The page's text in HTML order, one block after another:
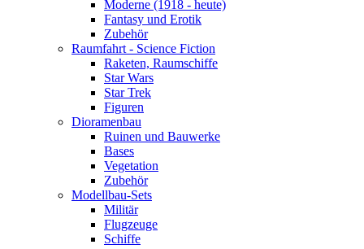
Moderne (1918 - heute)
Fantasy und Erotik
Zubehör
Raumfahrt - Science Fiction
Raketen, Raumschiffe
Star Wars
Star Trek
Figuren
Dioramenbau
Ruinen und Bauwerke
Bases
Vegetation
Zubehör
Modellbau-Sets
Militär
Flugzeuge
Schiffe